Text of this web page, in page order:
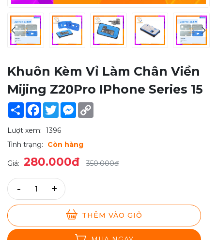
Khuôn Kèm Vỉ Làm Chân Viền
Mijing Z20Pro IPhone Series 15
Share Facebook
TwitterMessenger
Lượt xem: 1396
Tình trạng:
Còn hàng
Giá: 280.000đ 350.000đ
- +
THÊM VÀO GIỎ